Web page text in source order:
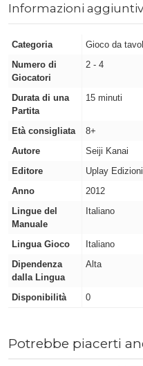
Informazioni
Categoria
Gioco da
Numero di
Giocatori
2 - 4
Durata di una
Partita
15 minuti
Età consigliata
8+
Autore
Seiji Kanai
Editore
Uplay
Anno
2012
Lingue del
Manuale
Italiano
Lingua Gioco
Italiano
Dipendenza
dalla Lingua
Alta
Disponibilità 0
Potrebbe piacerti